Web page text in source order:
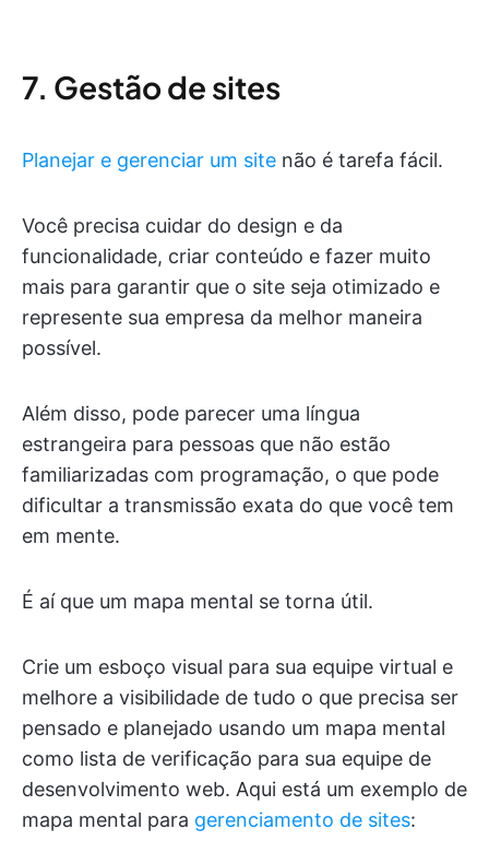
7. Gestão de sites
Planejar e gerenciar um site não é tarefa fácil.
Você precisa cuidar do design e da
funcionalidade, criar conteúdo e fazer muito
mais para garantir que o site seja otimizado e
represente sua empresa da melhor maneira
possível.
Além disso, pode parecer uma língua
estrangeira para pessoas que não estão
familiarizadas com programação, o que pode
dificultar a transmissão exata do que você tem
em mente.
É aí que um mapa mental se torna útil.
Crie um esboço visual para sua equipe virtual e
melhore a visibilidade de tudo o que precisa ser
pensado e planejado usando um mapa mental
como lista de verificação para sua equipe de
desenvolvimento web. Aqui está um exemplo de
mapa mental para gerenciamento de sites: